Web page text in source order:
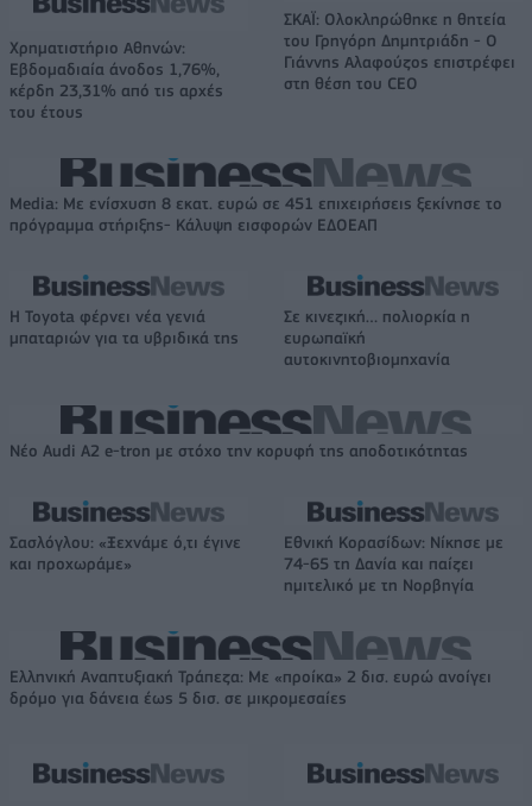
Χρηματιστήριο Αθηνών:
Εβδομαδιαία άνοδος 1,76%,
κέρδη 23,31% από τις αρχές
του έτους
ΣΚΑΪ: Ολοκληρώθηκε η θητεία
του Γρηγόρη Δημητριάδη - Ο
Γιάννης Αλαφούζος επιστρέφει
στη θέση του CEO
Media: Με ενίσχυση 8 εκατ. ευρώ σε 451 επιχειρήσεις ξεκίνησε το
πρόγραμμα στήριξης- Κάλυψη εισφορών ΕΔΟΕΑΠ
Η Toyota φέρνει νέα γενιά
μπαταριών για τα υβριδικά της
Σε κινεζική… πολιορκία η
ευρωπαϊκή
αυτοκινητοβιομηχανία
Νέο Audi A2 e-tron με στόχο την κορυφή της αποδοτικότητας
Σασλόγλου: «Ξεχνάμε ό,τι έγινε
και προχωράμε»
Εθνική Κορασίδων: Νίκησε με
74-65 τη Δανία και παίζει
ημιτελικό με τη Νορβηγία
Ελληνική Αναπτυξιακή Τράπεζα: Με «προίκα» 2 δισ. ευρώ ανοίγει
δρόμο για δάνεια έως 5 δισ. σε μικρομεσαίες